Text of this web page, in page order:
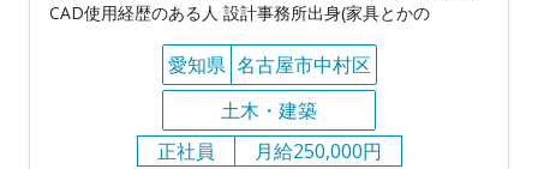
CAD使用経歴のある人 設計事務所出身(家具とかの
愛知県 名古屋市中村区
土木・建築
正社員
月給250,000円